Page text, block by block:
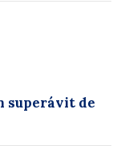
superávit de